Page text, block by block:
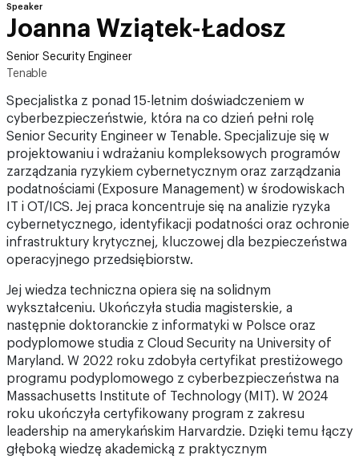
Speaker
Joanna Wziątek-Ładosz
Senior Security Engineer
Tenable
Specjalistka z ponad 15-letnim doświadczeniem w
cyberbezpieczeństwie, która na co dzień pełni rolę
Senior Security Engineer w Tenable. Specjalizuje się w
projektowaniu i wdrażaniu kompleksowych programów
zarządzania ryzykiem cybernetycznym oraz zarządzania
podatnościami (Exposure Management) w środowiskach
IT i OT/ICS. Jej praca koncentruje się na analizie ryzyka
cybernetycznego, identyfikacji podatności oraz ochronie
infrastruktury krytycznej, kluczowej dla bezpieczeństwa
operacyjnego przedsiębiorstw.
Jej wiedza techniczna opiera się na solidnym
wykształceniu. Ukończyła studia magisterskie, a
następnie doktoranckie z informatyki w Polsce oraz
podyplomowe studia z Cloud Security na University of
Maryland. W 2022 roku zdobyła certyfikat prestiżowego
programu podyplomowego z cyberbezpieczeństwa na
Massachusetts Institute of Technology (MIT). W 2024
roku ukończyła certyfikowany program z zakresu
leadership na amerykańskim Harvardzie. Dzięki temu łączy
głęboką wiedzę akademicką z praktycznym